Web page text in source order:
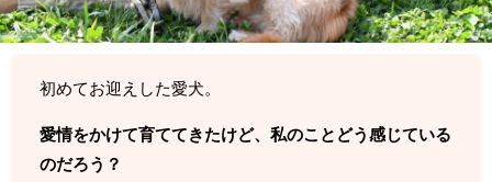
初めてお迎えした愛犬。
愛情をかけて育ててきたけど、私のことどう感じている
のだろう？